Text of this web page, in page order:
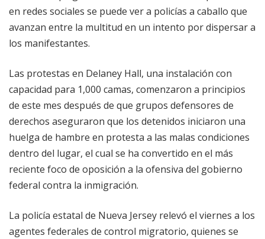
en redes sociales se puede ver a policías a caballo que
avanzan entre la multitud en un intento por dispersar a
los manifestantes.
Las protestas en Delaney Hall, una instalación con
capacidad para 1,000 camas, comenzaron a principios
de este mes después de que grupos defensores de
derechos aseguraron que los detenidos iniciaron una
huelga de hambre en protesta a las malas condiciones
dentro del lugar, el cual se ha convertido en el más
reciente foco de oposición a la ofensiva del gobierno
federal contra la inmigración.
La policía estatal de Nueva Jersey relevó el viernes a los
agentes federales de control migratorio, quienes se